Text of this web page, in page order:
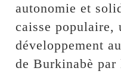
autonomie et
caisse populaire,
développement
de Burkinabè